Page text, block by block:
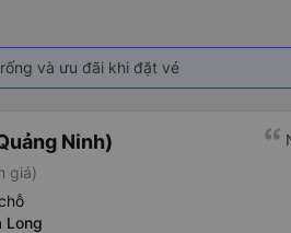
và ưu đãi khi đặt vé
Ninh)
giá)
Long